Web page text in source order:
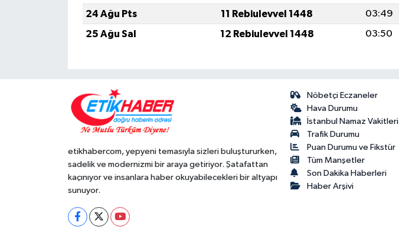
24 Ağu Pts
11 Rebiulevvel 1448 03:49
25 Ağu Sal
12 Rebiulevvel 1448 03:50
etikhabercom, yepyeni temasıyla sizleri buluştururken,
sadelik ve modernizmi bir araya getiriyor. Şatafattan
kaçınıyor ve insanlara haber okuyabilecekleri bir altyapı
sunuyor.
Nöbetçi Eczaneler
Hava Durumu
İstanbul Namaz Vakitleri
Trafik Durumu
Puan Durumu ve Fikstür
Tüm Manşetler
Son Dakika Haberleri
Haber Arşivi